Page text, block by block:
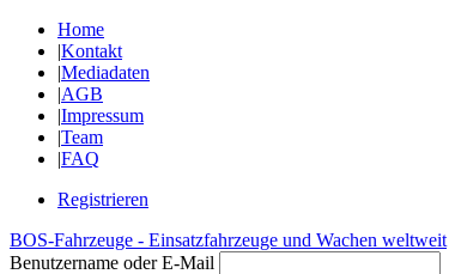
Home
|Kontakt
|Mediadaten
|AGB
|Impressum
|Team
|FAQ
Registrieren
BOS-Fahrzeuge - Einsatzfahrzeuge und Wachen weltweit
Benutzername oder E-Mail